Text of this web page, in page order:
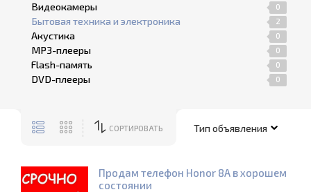
Видеокамеры 0
Бытовая техника и электроника 2
Акустика 0
MP3-плееры 0
Flash-память 0
DVD-плееры 0
СОРТИРОВАТЬ
Продам телефон Honor 8A в хорошем
состоянии